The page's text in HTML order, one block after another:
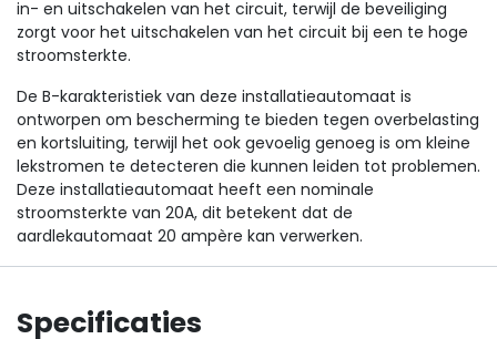
in- en uitschakelen van het circuit, terwijl de beveiliging
zorgt voor het uitschakelen van het circuit bij een te hoge
stroomsterkte.
De B-karakteristiek van deze installatieautomaat is
ontworpen om bescherming te bieden tegen overbelasting
en kortsluiting, terwijl het ook gevoelig genoeg is om kleine
lekstromen te detecteren die kunnen leiden tot problemen.
Deze installatieautomaat heeft een nominale
stroomsterkte van 20A, dit betekent dat de
aardlekautomaat 20 ampère kan verwerken.
Specificaties